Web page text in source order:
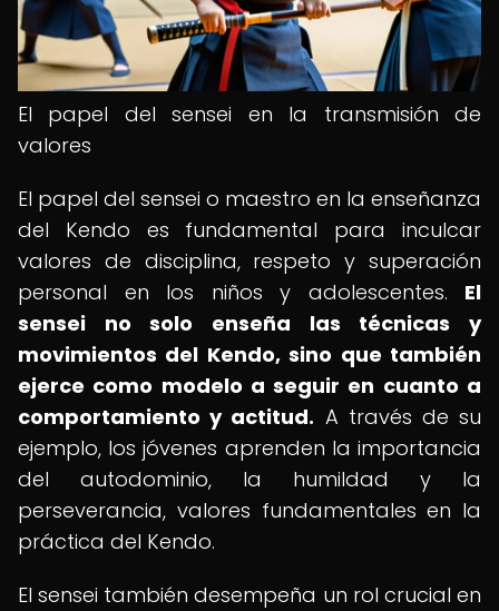
El papel del sensei en la transmisión de
valores
El papel del sensei o maestro en la enseñanza
del Kendo es fundamental para inculcar
valores de disciplina, respeto y superación
personal en los niños y adolescentes. El
sensei no solo enseña las técnicas y
movimientos del Kendo, sino que también
ejerce como modelo a seguir en cuanto a
comportamiento y actitud. A través de su
ejemplo, los jóvenes aprenden la importancia
del autodominio, la humildad y la
perseverancia, valores fundamentales en la
práctica del Kendo.
El sensei también desempeña un rol crucial en